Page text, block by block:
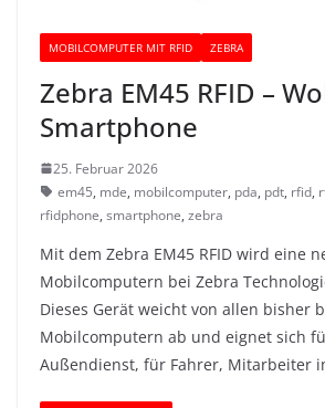
MOBILCOMPUTER MIT RFID ZEBRA
Zebra EM45 RFID –
Smartphone
25. Februar 2026
em45, mde, mobilcomputer, pda, pdt, rfid,
rfidphone, smartphone, zebra
Mit dem Zebra EM45 RFID wird eine
Mobilcomputern bei Zebra
Dieses Gerät weicht von allen bisher
Mobilcomputern ab und eignet sich
Außendienst, für Fahrer, Mitarbeiter